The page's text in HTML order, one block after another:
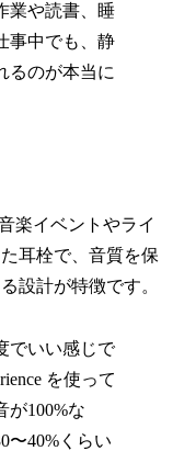
業や読書、睡
事中でも、静
るのが本当に
楽イベントやライ
耳栓で、音質を保
設計が特徴です。
でいい感じで
を使って
が100%な
〜40%くらい